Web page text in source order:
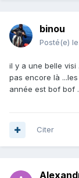
binou
Posté(e)
il y a une belle visi
pas encore là
année est bof bof
Citer